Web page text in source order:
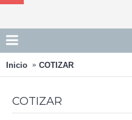
Inicio COTIZAR
COTIZAR